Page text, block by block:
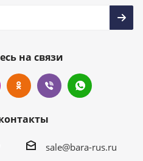
на связи
sale@bara-rus.ru